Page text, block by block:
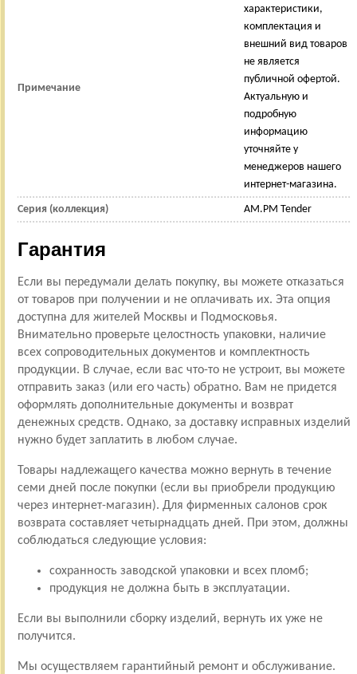
Примечание
характеристики,
комплектация и
внешний вид товаров
не является
публичной офертой.
Актуальную и
подробную
информацию
уточняйте у
менеджеров нашего
интернет-магазина.
Серия (коллекция) AM.PM Tender
Гарантия
Если вы передумали делать покупку, вы можете отказаться
от товаров при получении и не оплачивать их. Эта опция
доступна для жителей Москвы и Подмосковья.
Внимательно проверьте целостность упаковки, наличие
всех сопроводительных документов и комплектность
продукции. В случае, если вас что-то не устроит, вы можете
отправить заказ (или его часть) обратно. Вам не придется
оформлять дополнительные документы и возврат
денежных средств. Однако, за доставку исправных изделий
нужно будет заплатить в любом случае.
Товары надлежащего качества можно вернуть в течение
семи дней после покупки (если вы приобрели продукцию
через интернет-магазин). Для фирменных салонов срок
возврата составляет четырнадцать дней. При этом, должны
соблюдаться следующие условия:
сохранность заводской упаковки и всех пломб;
продукция не должна быть в эксплуатации.
Если вы выполнили сборку изделий, вернуть их уже не
получится.
Мы осуществляем гарантийный ремонт и обслуживание.